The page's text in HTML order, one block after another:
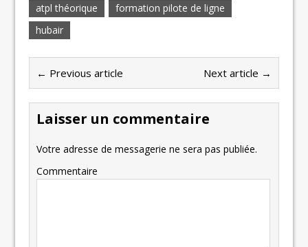
atpl théorique
formation pilote de ligne
hubair
← Previous article Next article →
Laisser un commentaire
Votre adresse de messagerie ne sera pas publiée.
Commentaire